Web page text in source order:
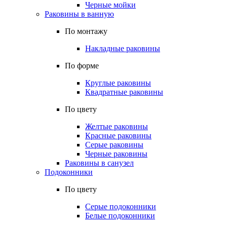
Черные мойки
Раковины в ванную
По монтажу
Накладные раковины
По форме
Круглые раковины
Квадратные раковины
По цвету
Желтые раковины
Красные раковины
Серые раковины
Черные раковины
Раковины в санузел
Подоконники
По цвету
Серые подоконники
Белые подоконники